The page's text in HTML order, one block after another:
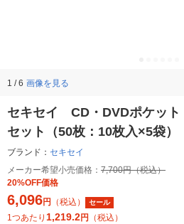
1 / 6 画像を見る
セキセイ CD・DVDポケ
セット（50枚：10枚入×5袋）
ブランド： セキセイ
メーカー希望小売価格： 7,700円（税込）
20%OFF価格
6,096円 （税込） セール
1つあたり 1,219.2円 （税込）